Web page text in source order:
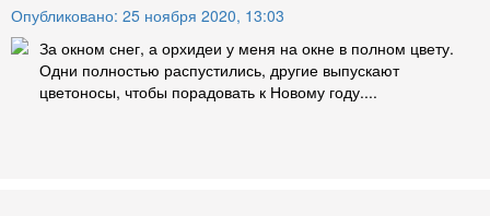
Опубликовано: 25 ноября 2020, 13:03
За окном снег, а орхидеи у меня на окне в полном цвету.
Одни полностью распустились, другие выпускают
цветоносы, чтобы порадовать к Новому году....